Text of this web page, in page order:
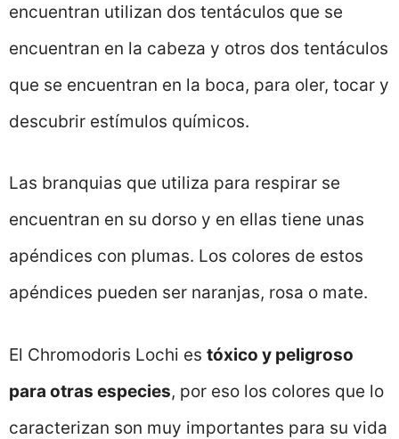
encuentran utilizan dos tentáculos que se
encuentran en la cabeza y otros dos tentáculos
que se encuentran en la boca, para oler, tocar y
descubrir estímulos químicos.
Las branquias que utiliza para respirar se
encuentran en su dorso y en ellas tiene unas
apéndices con plumas. Los colores de estos
apéndices pueden ser naranjas, rosa o mate.
El Chromodoris Lochi es tóxico y peligroso
para otras especies, por eso los colores que lo
caracterizan son muy importantes para su vida